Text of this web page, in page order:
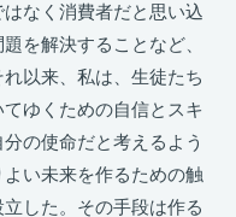
なく消費者だと思い込
を解決することなど、
以来、私は、生徒たち
ゆくための自信とスキ
の使命だと考えるよう
い未来を作るための触
した。その手段は作る